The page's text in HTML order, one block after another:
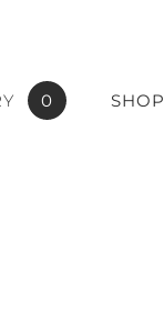
0 SHOP